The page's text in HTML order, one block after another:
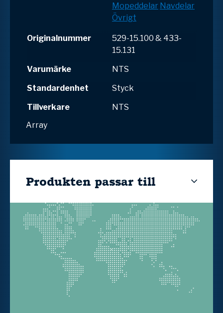
Mopeddelar Navdelar
Övrigt
Originalnummer
529-15.100 & 433-
15.131
Varumärke
NTS
Standardenhet
Styck
Tillverkare
NTS
Array
Produkten passar till